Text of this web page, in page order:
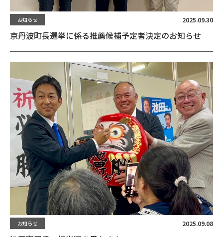
お知らせ 2025.09.30
京丹波町長選挙に係る推薦候補予定者決定のお知らせ
お知らせ 2025.09.08